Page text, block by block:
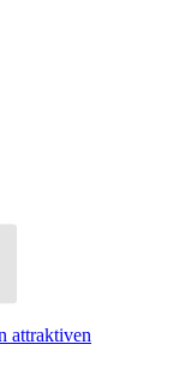
attraktiven